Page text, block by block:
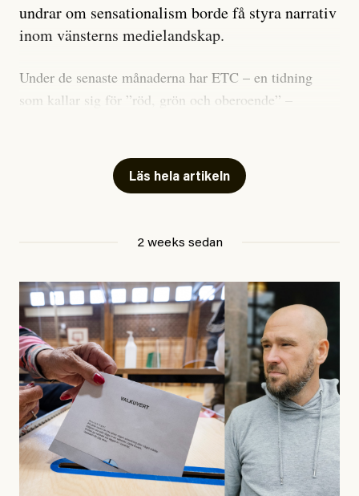
undrar om sensationalism borde få styra narrativ
inom vänsterns medielandskap.
Under de senaste månaderna har ETC – en tidning
som kallar sig för ”röd, grön och oberoende” –
skriver för? Vad betyder det att vara en ”röd, grön och
oberoende” tidning? Och vad är egentligen bra
utpekas som israelisk infiltratör”. Enligt ingressen
handlar artikeln om en person vars ”bakgrund skapar
splittring och oro i rörelsen”. Problemet är att artikeln
skapar betydligt mer oro i palestinarörelsen – och den
oberoende vänstern – än den porträtterade personen
eller dess bakgrund.
Det finns en väldigt enkel regel inom alla politiska
rörelser när det gäller misstänkta infiltratörer:
Läs hela artikeln
2 weeks sedan